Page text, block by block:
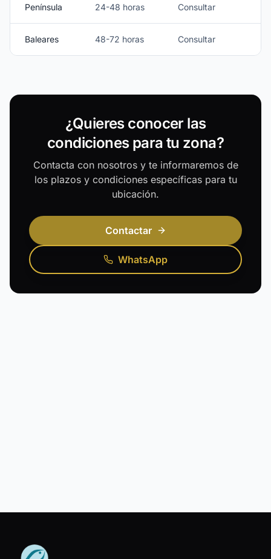
Península 24-48 horas Consultar
Baleares 48-72 horas Consultar
¿Quieres conocer las
condiciones para tu zona?
Contacta con nosotros y te informaremos de
los plazos y condiciones específicas para tu
ubicación.
Contactar
WhatsApp